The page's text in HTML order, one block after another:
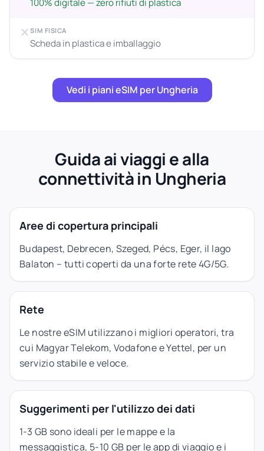
SIM FISICA
Scheda in plastica e imballaggio
Vedi i piani eSIM per Ungheria
Guida ai viaggi e alla
connettività in Ungheria
Aree di copertura principali
Budapest, Debrecen, Szeged, Pécs, Eger, il lago
Balaton – tutti coperti da una forte rete 4G/5G.
Rete
Le nostre eSIM utilizzano i migliori operatori, tra
cui Magyar Telekom, Vodafone e Yettel, per un
servizio stabile e veloce.
Suggerimenti per l'utilizzo dei dati
1-3 GB sono ideali per le mappe e la
messaggistica, 5-10 GB per le app di viaggio e i